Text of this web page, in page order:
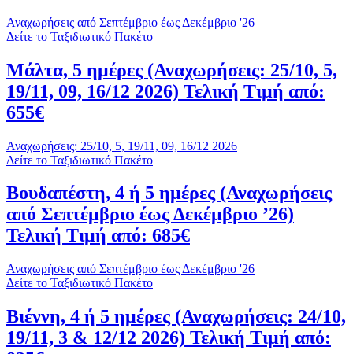
Αναχωρήσεις από Σεπτέμβριο έως Δεκέμβριο '26
Δείτε το Ταξιδιωτικό Πακέτο
Μάλτα, 5 ημέρες (Αναχωρήσεις: 25/10, 5,
19/11, 09, 16/12 2026) Τελική Τιμή από:
655€
Αναχωρήσεις: 25/10, 5, 19/11, 09, 16/12 2026
Δείτε το Ταξιδιωτικό Πακέτο
Βουδαπέστη, 4 ή 5 ημέρες (Αναχωρήσεις
από Σεπτέμβριο έως Δεκέμβριο ’26)
Τελική Τιμή από: 685€
Αναχωρήσεις από Σεπτέμβριο έως Δεκέμβριο '26
Δείτε το Ταξιδιωτικό Πακέτο
Βιέννη, 4 ή 5 ημέρες (Αναχωρήσεις: 24/10,
19/11, 3 & 12/12 2026) Τελική Τιμή από: